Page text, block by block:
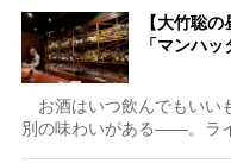
【大竹聡
「マンハ
お酒はいつ飲んでもいい
別の味わいがある――。ラ